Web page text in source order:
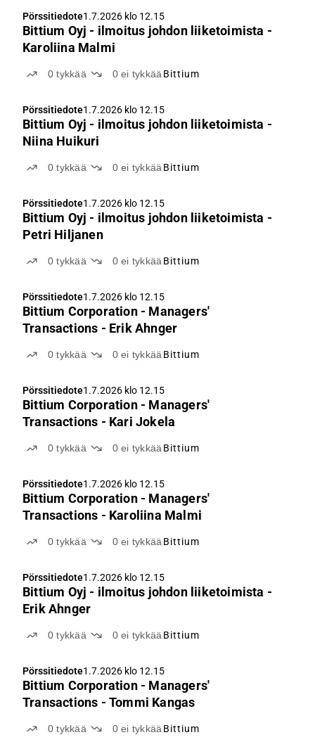
Pörssitiedote1.7.2026 klo 12.15
Bittium Oyj - ilmoitus johdon liiketoimista -
Karoliina Malmi
0tykkää 0ei tykkääBittium
Pörssitiedote1.7.2026 klo 12.15
Bittium Oyj - ilmoitus johdon liiketoimista -
Niina Huikuri
0tykkää 0ei tykkääBittium
Pörssitiedote1.7.2026 klo 12.15
Bittium Oyj - ilmoitus johdon liiketoimista -
Petri Hiljanen
0tykkää 0ei tykkääBittium
Pörssitiedote1.7.2026 klo 12.15
Bittium Corporation - Managers'
Transactions - Erik Ahnger
0tykkää 0ei tykkääBittium
Pörssitiedote1.7.2026 klo 12.15
Bittium Corporation - Managers'
Transactions - Kari Jokela
0tykkää 0ei tykkääBittium
Pörssitiedote1.7.2026 klo 12.15
Bittium Corporation - Managers'
Transactions - Karoliina Malmi
0tykkää 0ei tykkääBittium
Pörssitiedote1.7.2026 klo 12.15
Bittium Oyj - ilmoitus johdon liiketoimista -
Erik Ahnger
0tykkää 0ei tykkääBittium
Pörssitiedote1.7.2026 klo 12.15
Bittium Corporation - Managers'
Transactions - Tommi Kangas
0tykkää 0ei tykkääBittium